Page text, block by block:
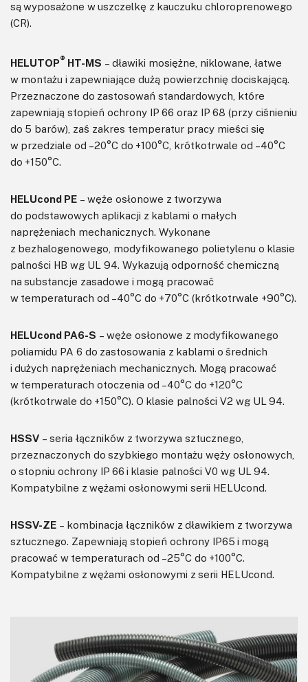
są wyposażone w uszczelkę z kauczuku chloroprenowego
(CR).
HELUTOP® HT-MS – dławiki mosiężne, niklowane, łatwe
w montażu i zapewniające dużą powierzchnię dociskającą.
Przeznaczone do zastosowań standardowych, które
zapewniają stopień ochrony IP 66 oraz IP 68 (przy ciśnieniu
do 5 barów), zaś zakres temperatur pracy mieści się
w przedziale od –20°C do +100°C, krótkotrwale od –40°C
do +150°C.
HELUcond PE – węże osłonowe z tworzywa
do podstawowych aplikacji z kablami o małych
naprężeniach mechanicznych. Wykonane
z bezhalogenowego, modyfikowanego polietylenu o klasie
palności HB wg UL 94. Wykazują odporność chemiczną
na substancje zasadowe i mogą pracować
w temperaturach od –40°C do +70°C (krótkotrwale +90°C).
HELUcond PA6-S – węże osłonowe z modyfikowanego
poliamidu PA 6 do zastosowania z kablami o średnich
i dużych naprężeniach mechanicznych. Mogą pracować
w temperaturach otoczenia od –40°C do +120°C
(krótkotrwale do +150°C). O klasie palności V2 wg UL 94.
HSSV – seria łączników z tworzywa sztucznego,
przeznaczonych do szybkiego montażu węży osłonowych,
o stopniu ochrony IP 66 i klasie palności V0 wg UL 94.
Kompatybilne z wężami osłonowymi serii HELUcond.
HSSV-ZE – kombinacja łączników z dławikiem z tworzywa
sztucznego. Zapewniają stopień ochrony IP65 i mogą
pracować w temperaturach od –25°C do +100°C.
Kompatybilne z wężami osłonowymi z serii HELUcond.